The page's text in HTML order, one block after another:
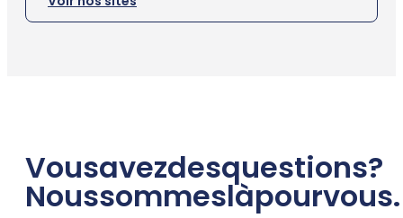
Vousavezdesquestions?
Noussommeslàpourvous.